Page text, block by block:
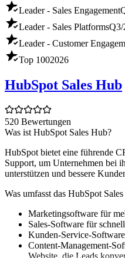
Leader - Sales Engagement
Leader - Sales PlatformsQ3/
Leader - Customer
Top 1002026
HubSpot Sales Hub
520 Bewertungen
Was ist HubSpot Sales Hub?
HubSpot bietet eine führende
Support, um Unternehmen bei
unterstützen und bessere
Was umfasst das HubSpot
Marketingsoftware für
Sales-Software für
Kunden-Service-
Content-Management-
Website, die Leads